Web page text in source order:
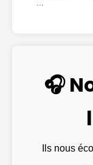
🎧
Ils nous